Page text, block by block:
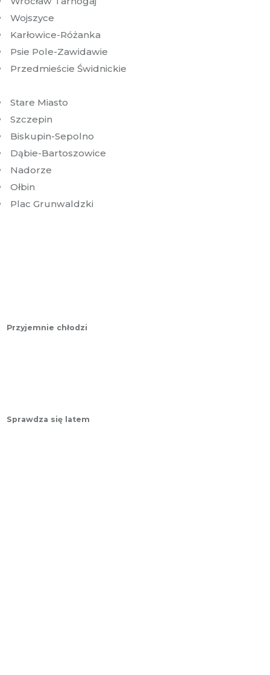
Wojszyce
Karłowice-Różanka
Psie Pole-Zawidawie
Przedmieście Świdnickie
Stare Miasto
Szczepin
Biskupin-Sepolno
Dąbie-Bartoszowice
Nadorze
Ołbin
Plac Grunwaldzki
Przyjemnie chłodzi
Sprawdza się latem